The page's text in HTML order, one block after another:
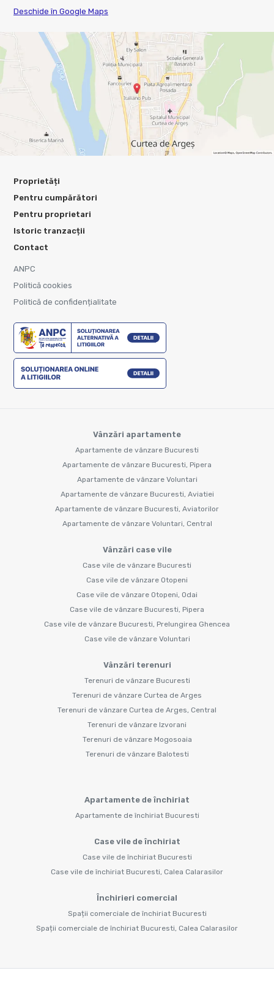
Deschide în Google Maps
Proprietăți
Pentru cumpărători
Pentru proprietari
Istoric tranzacții
Contact
ANPC
Politică cookies
Politică de confidențialitate
Vânzări apartamente
Apartamente de vânzare Bucuresti
Apartamente de vânzare Bucuresti, Pipera
Apartamente de vânzare Voluntari
Apartamente de vânzare Bucuresti, Aviatiei
Apartamente de vânzare Bucuresti, Aviatorilor
Apartamente de vânzare Voluntari, Central
Vânzări case vile
Case vile de vânzare Bucuresti
Case vile de vânzare Otopeni
Case vile de vânzare Otopeni, Odai
Case vile de vânzare Bucuresti, Pipera
Case vile de vânzare Bucuresti, Prelungirea Ghencea
Case vile de vânzare Voluntari
Vânzări terenuri
Terenuri de vânzare Bucuresti
Terenuri de vânzare Curtea de Arges
Terenuri de vânzare Curtea de Arges, Central
Terenuri de vânzare Izvorani
Terenuri de vânzare Mogosoaia
Terenuri de vânzare Balotesti
Apartamente de închiriat
Apartamente de închiriat Bucuresti
Case vile de închiriat
Case vile de închiriat Bucuresti
Case vile de închiriat Bucuresti, Calea Calarasilor
Închirieri comercial
Spații comerciale de închiriat Bucuresti
Spații comerciale de închiriat Bucuresti, Calea Calarasilor